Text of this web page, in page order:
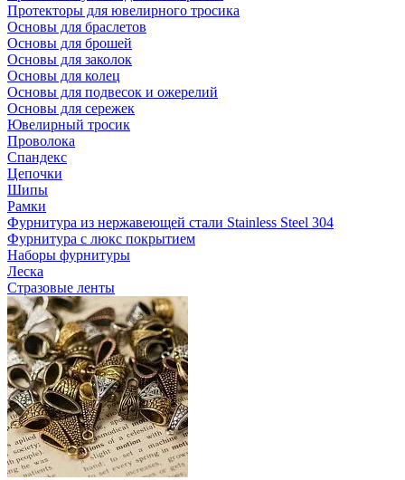
Протекторы для ювелирного тросика
Основы для браслетов
Основы для брошей
Основы для заколок
Основы для колец
Основы для подвесок и ожерелий
Основы для сережек
Ювелирный тросик
Проволока
Спандекс
Цепочки
Шипы
Рамки
Фурнитура из нержавеющей стали Stainless Steel 304
Фурнитура с люкс покрытием
Наборы фурнитуры
Леска
Стразовые ленты